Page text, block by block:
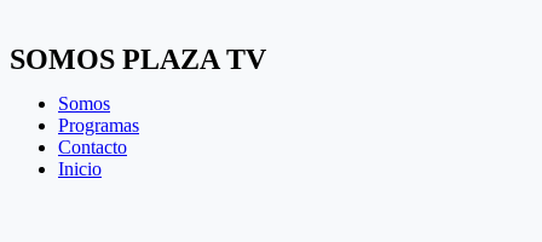
SOMOS PLAZA TV
Somos
Programas
Contacto
Inicio